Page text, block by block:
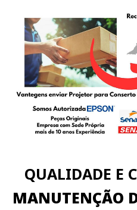
QUALIDADE E
MANUTENÇÃO